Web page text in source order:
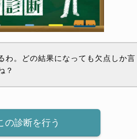
わ。どの結果になっても欠点しか言
？
の診断を行う